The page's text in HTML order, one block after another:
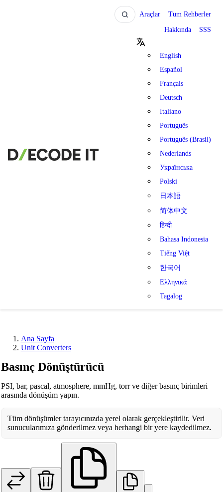
Araçlar Tüm Rehberler
Hakkında SSS
English
Español
Français
Deutsch
Italiano
Português
Português (Brasil)
Nederlands
Українська
Polski
日本語
简体中文
हिन्दी
Bahasa Indonesia
Tiếng Việt
한국어
Ελληνικά
Tagalog
Ana Sayfa
Unit Converters
Basınç Dönüştürücü
PSI, bar, pascal, atmosphere, mmHg, torr ve diğer basınç birimleri
arasında dönüşüm yapın.
Tüm dönüşümler tarayıcınızda yerel olarak gerçekleştirilir. Veri
sunucularımıza gönderilmez veya herhangi bir yere kaydedilmez.